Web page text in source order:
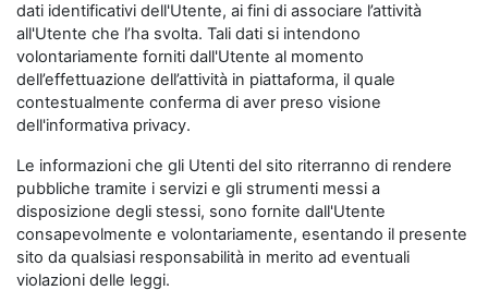
dati identificativi dell'Utente, ai fini di associare l’attività
all'Utente che l’ha svolta. Tali dati si intendono
volontariamente forniti dall'Utente al momento
dell’effettuazione dell’attività in piattaforma, il quale
contestualmente conferma di aver preso visione
dell'informativa privacy.
Le informazioni che gli Utenti del sito riterranno di rendere
pubbliche tramite i servizi e gli strumenti messi a
disposizione degli stessi, sono fornite dall'Utente
consapevolmente e volontariamente, esentando il presente
sito da qualsiasi responsabilità in merito ad eventuali
violazioni delle leggi.